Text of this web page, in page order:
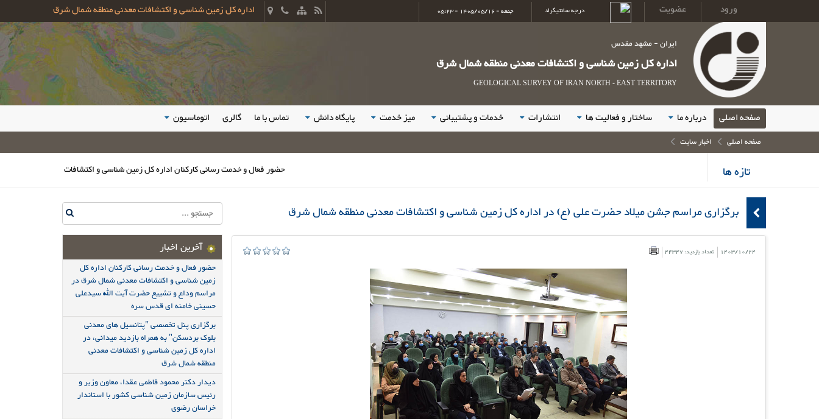
ورود عضویت درجه سانتیگراد جمعه - 1405/05/16 - 05:23 اداره کل زمین شناسی و اکتشافات معدنی منطقه شمال شرق
ایران - مشهد مقدس
اداره کل زمین شناسی و اکتشافات معدنی منطقه شمال شرق
GEOLOGICAL SURVEY OF IRAN NORTH - EAST TERRITORY
صفحه اصلی درباره ما ساختار و فعالیت ها انتشارات خدمات و پشتیبانی میز خدمت پایگاه دانش تماس با ما گالری اتوماسیون
صفحه اصلی اخبار سایت
تازه ها حضور فعال و خدمت رسانی کارکنان اداره کل زمین شناسی و اکتشافات معدنی شمال شرق در
برگزاری مراسم جشن میلاد حضرت علی (ع) در اداره کل زمین شناسی و اکتشافات معدنی منطقه شمال شرق
1403/10/24 تعداد بازدید: 44347 آخرین اخبار
حضور فعال و خدمت رسانی کارکنان اداره کل
زمین شناسی و اکتشافات معدنی شمال شرق در
مراسم وداع و تشییع حضرت آیت الله سیدعلی
حسینی خامنه ای قدس سره
برگزاری پنل تخصصی "پتانسیل های معدنی
بلوک بردسکن" به همراه بازدید میدانی، در
اداره کل زمین شناسی و اکتشافات معدنی
منطقه شمال شرق
دیدار دکتر محمود فاطمی عقدا، معاون وزیر و
رئیس سازمان زمین شناسی کشور با استاندار
خراسان رضوی